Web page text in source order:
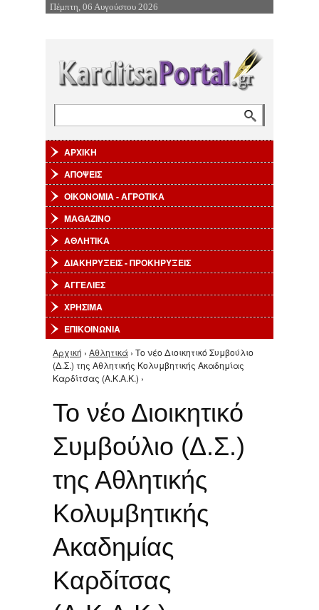
Επιστροφή στην Πλοήγηση
Πέμπτη, 06 Αυγούστου 2026
ΑΡΧΙΚΗ
ΑΠΟΨΕΙΣ
ΟΙΚΟΝΟΜΙΑ - ΑΓΡΟΤΙΚΑ
MAGAZINO
ΑΘΛΗΤΙΚΑ
ΔΙΑΚΗΡΥΞΕΙΣ - ΠΡΟΚΗΡΥΞΕΙΣ
ΑΓΓΕΛΙΕΣ
ΧΡΗΣΙΜΑ
ΕΠΙΚΟΙΝΩΝΙΑ
Είστε εδώ
Αρχική › Αθλητικά › Το νέο Διοικητικό Συμβούλιο
(Δ.Σ.) της Αθλητικής Κολυμβητικής Ακαδημίας
Καρδίτσας (Α.Κ.Α.Κ.) ›
Το νέο Διοικητικό
Συμβούλιο (Δ.Σ.)
της Αθλητικής
Κολυμβητικής
Ακαδημίας
Καρδίτσας